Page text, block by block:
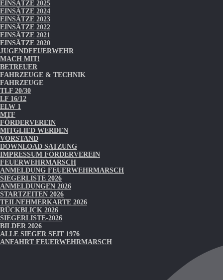
EINSÄTZE 2025
EINSÄTZE 2024
EINSÄTZE 2023
EINSÄTZE 2022
EINSÄTZE 2021
EINSÄTZE 2020
JUGENDFEUERWEHR
MACH MIT!
BETREUER
FAHRZEUGE & TECHNIK
FAHRZEUGE
TLF 20/30
LF 16/12
ELW 1
MTF
FÖRDERVEREIN
MITGLIED WERDEN
VORSTAND
DOWNLOAD SATZUNG
IMPRESSUM FÖRDERVEREIN
FEUERWEHRMARSCH
ANMELDUNG FEUERWEHRMARSCH
SIEGERLISTE 2026
ANMELDUNGEN 2026
STARTZEITEN 2026
TEILNEHMERKARTE 2026
RÜCKBLICK 2026
SIEGERLISTE-2026
BILDER 2026
ALLE SIEGER SEIT 1976
ANFAHRT FEUERWEHRMARSCH